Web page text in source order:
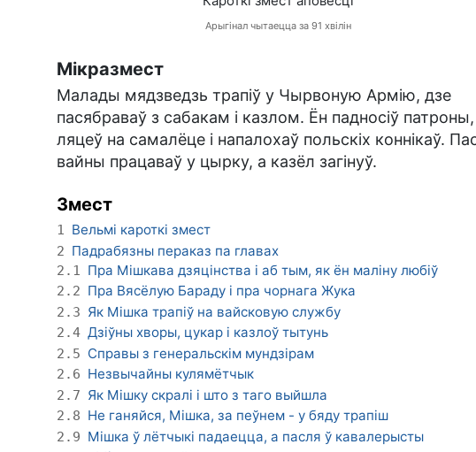
Арыгінал чытаецца за 91 хвілін
Мікразмест
Малады мядзведзь трапіў у Чырвоную Армію, дзе
пасябраваў з сабакам і казлом. Ён падносіў патроны,
ляцеў на самалёце і напалохаў польскіх коннікаў.
вайны працаваў у цырку, а казёл загінуў.
Змест
1 Вельмі кароткі змест
2 Падрабязны пераказ па главах
2.1 Пра Мішкава дзяцінства і аб тым, як ён маліну любіў
2.2 Пра Вясёлую Бараду і пра чорнага Жука
2.3 Як Мішка трапіў на вайсковую службу
2.4 Дзіўны хворы, цукар і казлоў тытунь
2.5 Справы з генеральскім мундзірам
2.6 Незвычайны кулямётчык
2.7 Як Мішку скралі і што з таго выйшла
2.8 Не ганяйся, Мішка, за пеўнем - у бяду трапіш
2.9 Мішка ў лётчыкі падаецца, а пасля ў кавалерысты